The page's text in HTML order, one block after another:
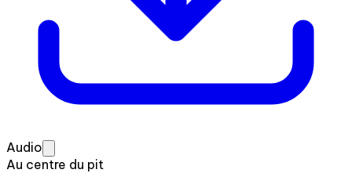
Audio
Au centre du pit